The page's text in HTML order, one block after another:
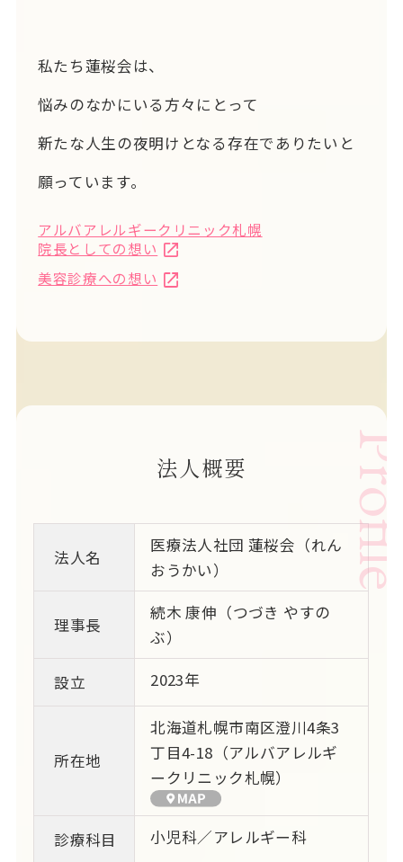
私たち蓮桜会は、
悩みのなかにいる方々にとって
新たな人生の夜明けとなる存在でありたいと
願っています。
アルバアレルギークリニック札幌
院長としての想い
美容診療への想い
法人概要
法人名
医療法人社団 蓮桜会（れん
おうかい）
理事長
続木 康伸（つづき やすの
ぶ）
設立 2023年
所在地
北海道札幌市南区澄川4条3
丁目4-18（アルバアレルギ
ークリニック札幌）
診療科目 小児科／アレルギー科